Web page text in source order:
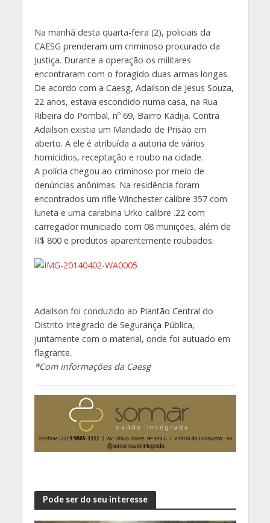
Na manhã desta quarta-feira (2), policiais da
CAESG prenderam um criminoso procurado da
Justiça. Durante a operação os militares
encontraram com o foragido duas armas longas.
De acordo com a Caesg, Adailson de Jesus Souza,
22 anos, estava escondido numa casa, na Rua
Ribeira do Pombal, nº 69, Bairro Kadija. Contra
Adailson existia um Mandado de Prisão em
aberto. A ele é atribuída a autoria de vários
homicídios, receptação e roubo na cidade.
A polícia chegou ao criminoso por meio de
denúncias anônimas. Na residência foram
encontrados um rifle Winchester calibre 357 com
luneta e uma carabina Urko calibre .22 com
carregador municiado com 08 munições, além de
R$ 800 e produtos aparentemente roubados.
Adailson foi conduzido ao Plantão Central do
Distrito Integrado de Segurança Pública,
juntamente com o material, onde foi autuado em
flagrante.
*Com informações da Caesg
Pode ser do seu interesse